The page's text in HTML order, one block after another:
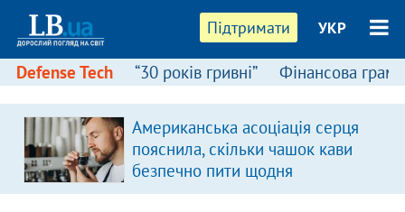
Підтримати УКР
Defense Tech “30 років гривні” Фінансова
Американська асоціація серця
пояснила, скільки чашок кави
безпечно пити щодня